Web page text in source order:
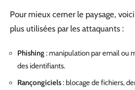
Pour mieux cerner le paysage,
plus utilisées par les attaquants :
Phishing: manipulation par email ou
des identifiants.
Rançongiciels: blocage de fichiers,